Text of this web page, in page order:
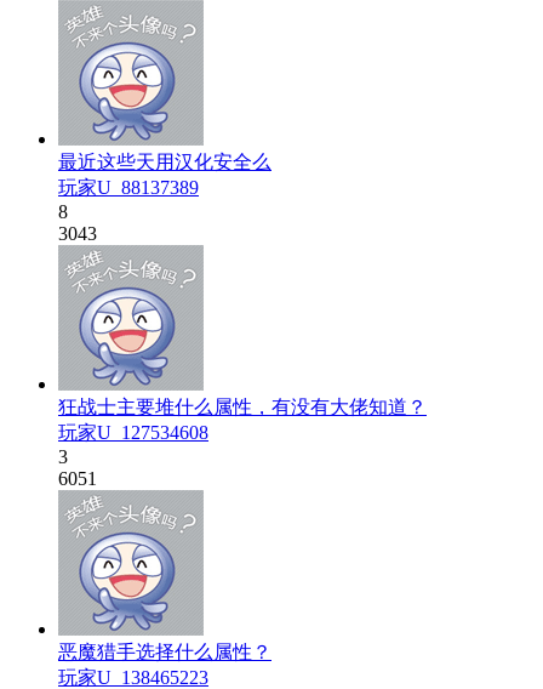
最近这些天用汉化安全么
玩家U_88137389
8
3043
狂战士主要堆什么属性，有没有大佬知道？
玩家U_127534608
3
6051
恶魔猎手选择什么属性？
玩家U_138465223